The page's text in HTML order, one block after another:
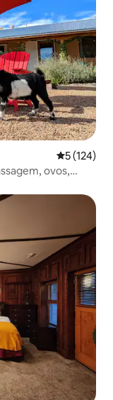
5 de uma
5 (124)
ovos,